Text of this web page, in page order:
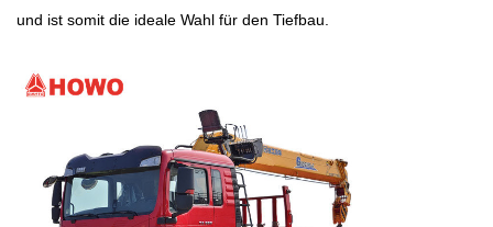
und ist somit die ideale Wahl für den Tiefbau.